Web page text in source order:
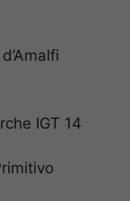
IGT 14